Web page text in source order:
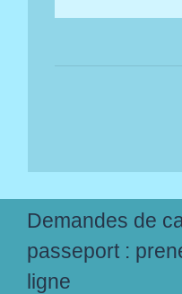
Demandes de
passeport :
ligne